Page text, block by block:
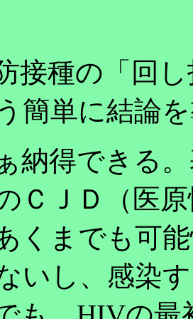
接種の「回
簡単に結論
納得できる
ＣＪＤ（医
くまでも可
いし、感染